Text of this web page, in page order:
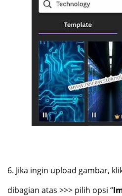
6. Jika ingin upload gambar,
dibagian atas >>> pilih opsi “